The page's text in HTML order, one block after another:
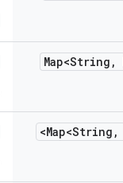
Map<String ,
Map<String ,